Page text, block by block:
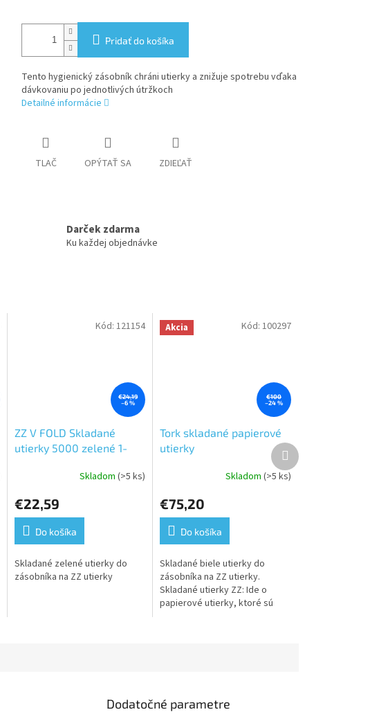
Pridať do košíka
Tento hygienický zásobník chráni utierky a znižuje spotrebu vďaka
dávkovaniu po jednotlivých útržkoch
Detailné informácie
TLAČ OPÝTAŤ SA ZDIEĽAŤ
Darček zdarma
Ku každej objednávke
€24,19
–6 %
ZZ V FOLD Skladané
utierky 5000 zelené 1-
produktu
je
5,0
z
5
hviezdičiek.
Skladom(>5 ks)
€22,59
Do košíka
Skladané zelené utierky do
zásobníka na ZZ utierky
Kód:121154 Akcia
€100
–24 %
Tork skladané papierové
utierky
Interfold/Multifold,Premium,extra
jemné,biele,2 vrst,2100 ks
100 ks-H2
produktu
je
5,0
z
5
hviezdičiek.
Skladom(>5 ks)
€75,20
Do košíka
Skladané biele utierky do
zásobníka na ZZ utierky.
Skladané utierky ZZ: Ide o
papierové utierky, ktoré sú
Kód: 100297
Ďalší
produkt
Dodatočné parametre